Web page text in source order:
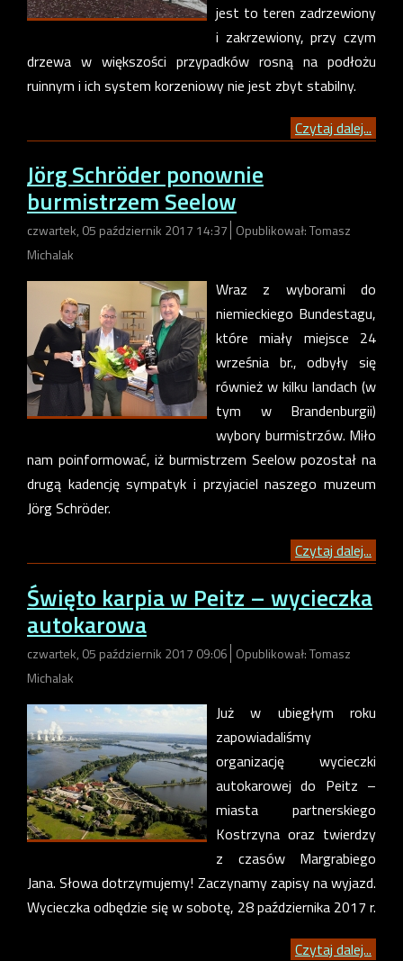
jest to teren zadrzewiony
i zakrzewiony, przy czym
drzewa w większości przypadków rosną na podłożu
ruinnym i ich system korzeniowy nie jest zbyt stabilny.
Czytaj dalej...
Jörg Schröder ponownie
burmistrzem Seelow
czwartek, 05 październik 2017 14:37 Opublikował: Tomasz
Michalak
Wraz z wyborami do
niemieckiego Bundestagu,
które miały miejsce 24
września br., odbyły się
również w kilku landach (w
tym w Brandenburgii)
wybory burmistrzów. Miło
nam poinformować, iż burmistrzem Seelow pozostał na
drugą kadencję sympatyk i przyjaciel naszego muzeum
Jörg Schröder.
Czytaj dalej...
Święto karpia w Peitz – wycieczka
autokarowa
czwartek, 05 październik 2017 09:06 Opublikował: Tomasz
Michalak
Już w ubiegłym roku
zapowiadaliśmy
organizację wycieczki
autokarowej do Peitz –
miasta partnerskiego
Kostrzyna oraz twierdzy
z czasów Margrabiego
Jana. Słowa dotrzymujemy! Zaczynamy zapisy na wyjazd.
Wycieczka odbędzie się w sobotę, 28 października 2017 r.
Czytaj dalej...